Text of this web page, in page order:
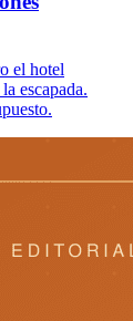
el hotel
escapada.